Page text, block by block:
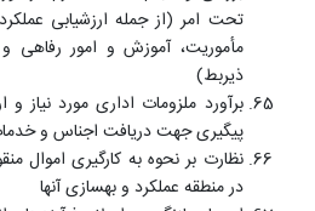
تحت امر (از جمله ارزشیابی
مأموریت، آموزش و امور رفاهی و
ذیربط)
برآورد ملزومات اداری مورد نیاز
پیگیری جهت دریافت اجناس و
نظارت بر نحوه به کارگیری اموال
در منطقه عملکرد و بهسازی آنها